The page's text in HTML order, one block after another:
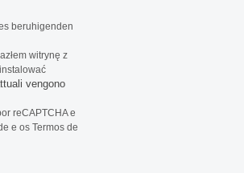
beruhigenden
witrynę z
vengono
reCAPTCHA e
e os Termos de